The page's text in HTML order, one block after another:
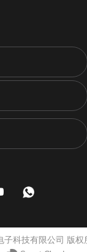
子科技有限公司 版权